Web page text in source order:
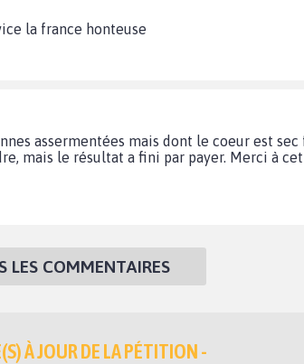
la france honteuse
assermentées mais dont le coeur est
mais le résultat a fini par payer. Merci à
LES COMMENTAIRES
À JOUR DE LA PÉTITION -